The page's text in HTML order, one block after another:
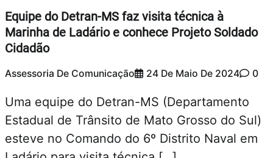
Equipe do Detran-MS faz visita técnica à
Marinha de Ladário e conhece Projeto Soldado
Cidadão
Assessoria De Comunicação 24 De Maio De 2024 0
Uma equipe do Detran-MS (Departamento
Estadual de Trânsito de Mato Grosso do Sul)
esteve no Comando do 6º Distrito Naval em